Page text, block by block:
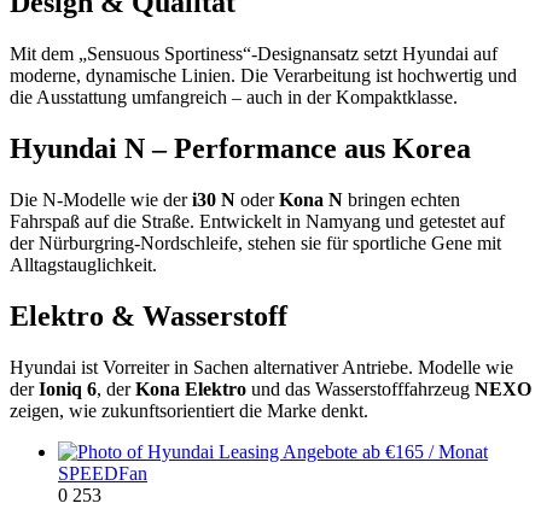
Mit dem „Sensuous Sportiness“-Designansatz setzt Hyundai auf
moderne, dynamische Linien. Die Verarbeitung ist hochwertig und
die Ausstattung umfangreich – auch in der Kompaktklasse.
Hyundai N – Performance aus Korea
Die N-Modelle wie deri30 N oderKona N bringen echten
Fahrspaß auf die Straße. Entwickelt in Namyang und getestet auf
der Nürburgring-Nordschleife, stehen sie für sportliche Gene mit
Alltagstauglichkeit.
Elektro & Wasserstoff
Hyundai ist Vorreiter in Sachen alternativer Antriebe. Modelle wie
derIoniq 6, derKona Elektro und das Wasserstofffahrzeug NEXO
zeigen, wie zukunftsorientiert die Marke denkt.
SPEEDFan
0 253